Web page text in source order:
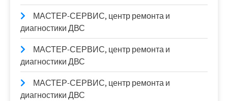
МАСТЕР-СЕРВИС, центр ремонта и
диагностики ДВС
МАСТЕР-СЕРВИС, центр ремонта и
диагностики ДВС
МАСТЕР-СЕРВИС, центр ремонта и
диагностики ДВС